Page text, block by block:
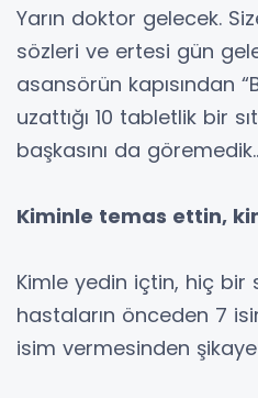
Yarın doktor gelecek.
sözleri ve ertesi gün
asansörün kapısından
uzattığı 10 tabletlik bir
başkasını da
Kiminle temas ettin,
Kimle yedin içtin, hiç bir
hastaların önceden 7
isim vermesinden